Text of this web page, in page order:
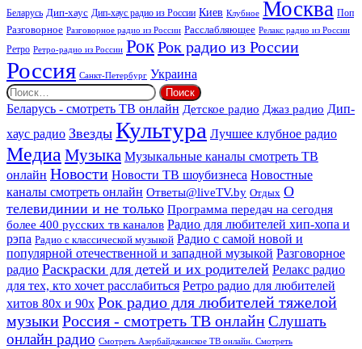
Беларусь Дип-хаус Дип-хаус радио из России Киев Клубное Москва Поп
Разговорное Разговорное радио из России Расслабляющее Релакс радио из России
Ретро Ретро-радио из России РокРок радио из России
Россия Санкт-Петербург Украина
Найти:
Беларусь - смотреть ТВ онлайн Детское радио Джаз радио Дип-
хаус радио Звезды Культура Лучшее клубное радио
Медиа Музыка Музыкальные каналы смотреть ТВ
онлайн Новости Новости ТВ шоубизнеса Новостные
каналы смотреть онлайн Ответы@liveTV.by Отдых О
телевидинии и не только Программа передач на сегодня
более 400 русских тв каналов Радио для любителей хип-хопа и
рэпа Радио с классической музыкой Радио с самой новой и
популярной отечественной и западной музыкой Разговорное
радио Раскраски для детей и их родителей Релакс радио
для тех, кто хочет расслабиться Ретро радио для любителей
хитов 80х и 90х Рок радио для любителей тяжелой
музыкиРоссия - смотреть ТВ онлайнСлушать
онлайн радио Смотреть Азербайджанское ТВ онлайн. Смотреть